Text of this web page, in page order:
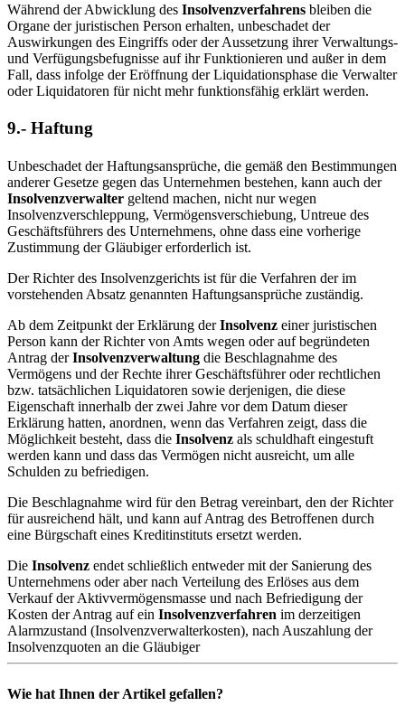
Während der Abwicklung des Insolvenzverfahrens bleiben die
Organe der juristischen Person erhalten, unbeschadet der
Auswirkungen des Eingriffs oder der Aussetzung ihrer Verwaltungs-
und Verfügungsbefugnisse auf ihr Funktionieren und außer in dem
Fall, dass infolge der Eröffnung der Liquidationsphase die Verwalter
oder Liquidatoren für nicht mehr funktionsfähig erklärt werden.
9.- Haftung
Unbeschadet der Haftungsansprüche, die gemäß den Bestimmungen
anderer Gesetze gegen das Unternehmen bestehen, kann auch der
Insolvenzverwalter geltend machen, nicht nur wegen
Insolvenzverschleppung, Vermögensverschiebung, Untreue des
Geschäftsführers des Unternehmens, ohne dass eine vorherige
Zustimmung der Gläubiger erforderlich ist.
Der Richter des Insolvenzgerichts ist für die Verfahren der im
vorstehenden Absatz genannten Haftungsansprüche zuständig.
Ab dem Zeitpunkt der Erklärung derInsolvenz einer juristischen
Person kann der Richter von Amts wegen oder auf begründeten
Antrag derInsolvenzverwaltung die Beschlagnahme des
Vermögens und der Rechte ihrer Geschäftsführer oder rechtlichen
bzw. tatsächlichen Liquidatoren sowie derjenigen, die diese
Eigenschaft innerhalb der zwei Jahre vor dem Datum dieser
Erklärung hatten, anordnen, wenn das Verfahren zeigt, dass die
Möglichkeit besteht, dass die Insolvenz als schuldhaft eingestuft
werden kann und dass das Vermögen nicht ausreicht, um alle
Schulden zu befriedigen.
Die Beschlagnahme wird für den Betrag vereinbart, den der Richter
für ausreichend hält, und kann auf Antrag des Betroffenen durch
eine Bürgschaft eines Kreditinstituts ersetzt werden.
Die Insolvenz endet schließlich entweder mit der Sanierung des
Unternehmens oder aber nach Verteilung des Erlöses aus dem
Verkauf der Aktivvermögensmasse und nach Befriedigung der
Kosten der Antrag auf ein Insolvenzverfahren im derzeitigen
Alarmzustand (Insolvenzverwalterkosten), nach Auszahlung der
Insolvenzquoten an die Gläubiger
Wie hat Ihnen der Artikel gefallen?